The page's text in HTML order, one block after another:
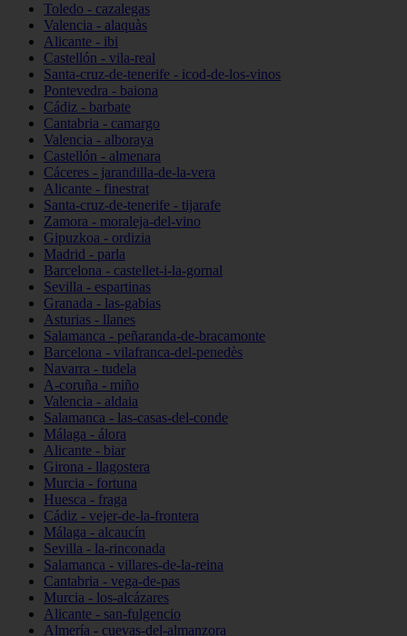
Toledo - cazalegas
Valencia - alaquàs
Alicante - ibi
Castellón - vila-real
Santa-cruz-de-tenerife - icod-de-los-vinos
Pontevedra - baiona
Cádiz - barbate
Cantabria - camargo
Valencia - alboraya
Castellón - almenara
Cáceres - jarandilla-de-la-vera
Alicante - finestrat
Santa-cruz-de-tenerife - tijarafe
Zamora - moraleja-del-vino
Gipuzkoa - ordizia
Madrid - parla
Barcelona - castellet-i-la-gornal
Sevilla - espartinas
Granada - las-gabias
Asturias - llanes
Salamanca - peñaranda-de-bracamonte
Barcelona - vilafranca-del-penedès
Navarra - tudela
A-coruña - miño
Valencia - aldaia
Salamanca - las-casas-del-conde
Málaga - álora
Alicante - biar
Girona - llagostera
Murcia - fortuna
Huesca - fraga
Cádiz - vejer-de-la-frontera
Málaga - alcaucín
Sevilla - la-rinconada
Salamanca - villares-de-la-reina
Cantabria - vega-de-pas
Murcia - los-alcázares
Alicante - san-fulgencio
Almería - cuevas-del-almanzora